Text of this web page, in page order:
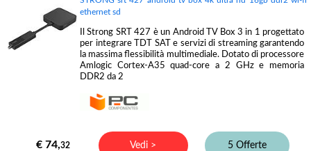
ethernet sd
Il Strong SRT 427 è un Android TV Box 3 in 1 progettato
per integrare TDT SAT e servizi di streaming garantendo
la massima flessibilità multimediale. Dotato di processore
Amlogic Cortex-A35 quad-core a 2 GHz e memoria
DDR2 da 2
€ 74,32 Vedi > 5 Offerte